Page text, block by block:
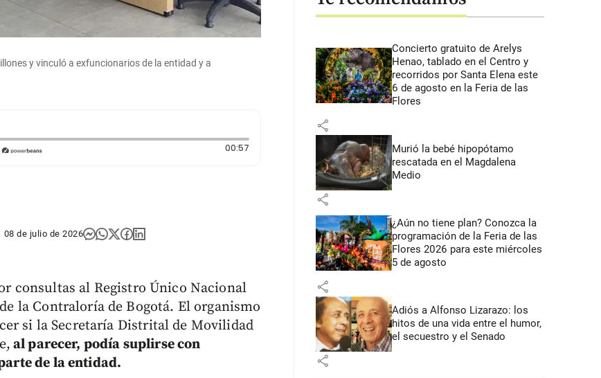
y vinculó a exfuncionarios de la entidad y a
00:57Duración: 57 segundos
08 de julio de 2026
consultas al Registro Único Nacional
la Contraloría de Bogotá. El organismo
si la Secretaría Distrital de Movilidad
al parecer, podía suplirse con
de la entidad.
Concierto gratuito de Arelys
Henao, tablado en el Centro y
recorridos por Santa Elena este
6 de agosto en la Feria de las
Flores
share
Murió la bebé hipopótamo
rescatada en el Magdalena
Medio
share
¿Aún no tiene plan? Conozca la
programación de la Feria de las
Flores 2026 para este miércoles
5 de agosto
share
Adiós a Alfonso Lizarazo: los
hitos de una vida entre el humor,
el secuestro y el Senado
share